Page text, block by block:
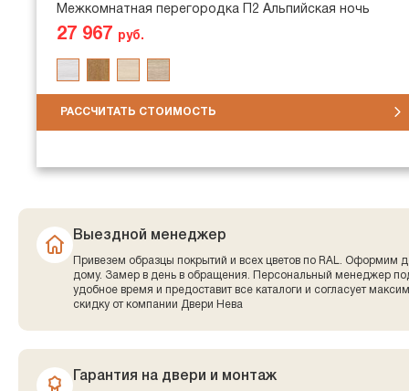
Межкомнатная перегородка П2 Альпийская ночь
27 967 руб.
РАССЧИТАТЬ СТОИМОСТЬ
Выездной менеджер
Привезем образцы покрытий и всех цветов по RAL. Оформим
дому. Замер в день в обращения. Персональный менеджер
удобное время и предоставит все каталоги и согласует
скидку от компании Двери Нева
Гарантия на двери и монтаж